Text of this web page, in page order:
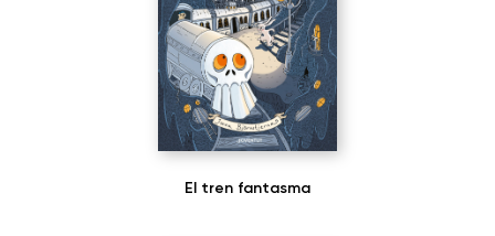
El tren fantasma